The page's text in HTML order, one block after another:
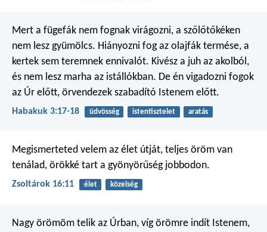
Mert a fügefák nem fognak virágozni, a szőlőtőkéken
nem lesz gyümölcs. Hiányozni fog az olajfák termése, a
kertek sem teremnek ennivalót. Kivész a juh az akolból,
és nem lesz marha az istállókban. De én vigadozni fogok
az Úr előtt, örvendezek szabadító Istenem előtt.
Habakuk 3:17-18 üdvösség istentisztelet aratás
Megismerteted velem az élet útját, teljes öröm van
tenálad, örökké tart a gyönyörűség jobbodon.
Zsoltárok 16:11 élet közelség
Nagy örömöm telik az Úrban, víg örömre indít Istenem,